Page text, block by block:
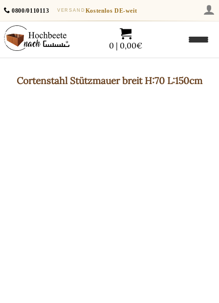
0800/0110113 VERSAND Kostenlos DE-weit
0 | 0,00€
CortenstahlStützmauer breit H:70 L:150cm